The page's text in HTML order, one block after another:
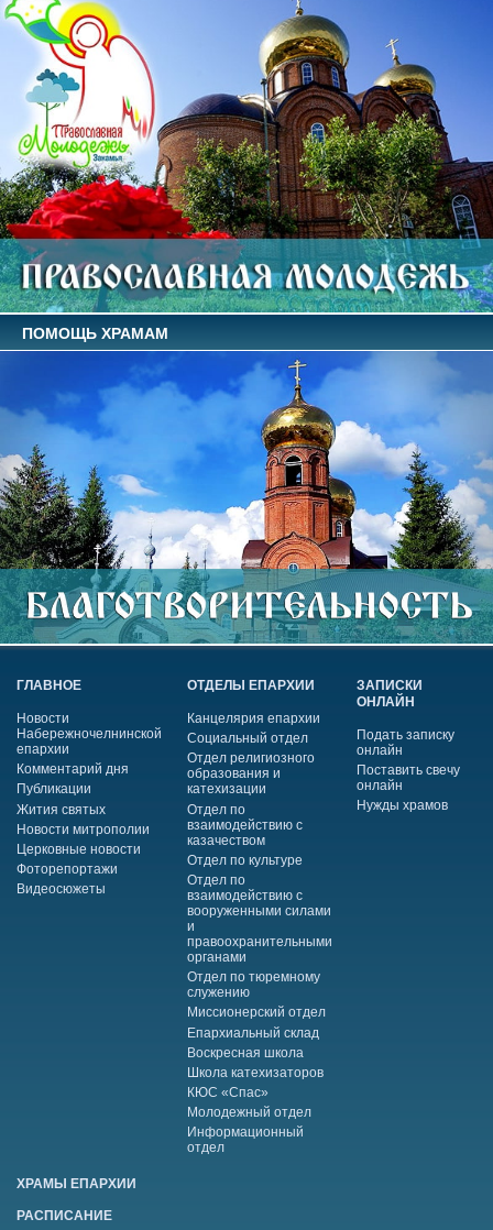
ПОМОЩЬ ХРАМАМ
ГЛАВНОЕ
Новости
Набережночелнинской
епархии
Комментарий дня
Публикации
Жития святых
Новости митрополии
Церковные новости
Фоторепортажи
Видеосюжеты
ОТДЕЛЫ ЕПАРХИИ
Канцелярия епархии
Социальный отдел
Отдел религиозного
образования и
катехизации
Отдел по
взаимодействию с
казачеством
Отдел по культуре
Отдел по
взаимодействию с
вооруженными силами
и
правоохранительными
органами
Отдел по тюремному
служению
Миссионерский отдел
Епархиальный склад
Воскресная школа
Школа катехизаторов
КЮС «Спас»
Молодежный отдел
Информационный
отдел
ЗАПИСКИ
ОНЛАЙН
Подать записку
онлайн
Поставить свечу
онлайн
Нужды храмов
ХРАМЫ ЕПАРХИИ
РАСПИСАНИЕ